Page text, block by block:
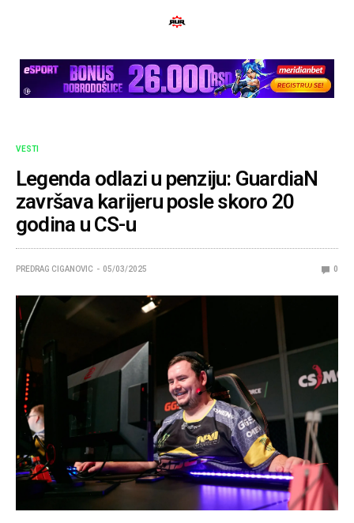
VESTI
Legenda odlazi u penziju: GuardiaN
završava karijeru posle skoro 20
godina u CS-u
PREDRAG CIGANOVIC 05/03/2025 0